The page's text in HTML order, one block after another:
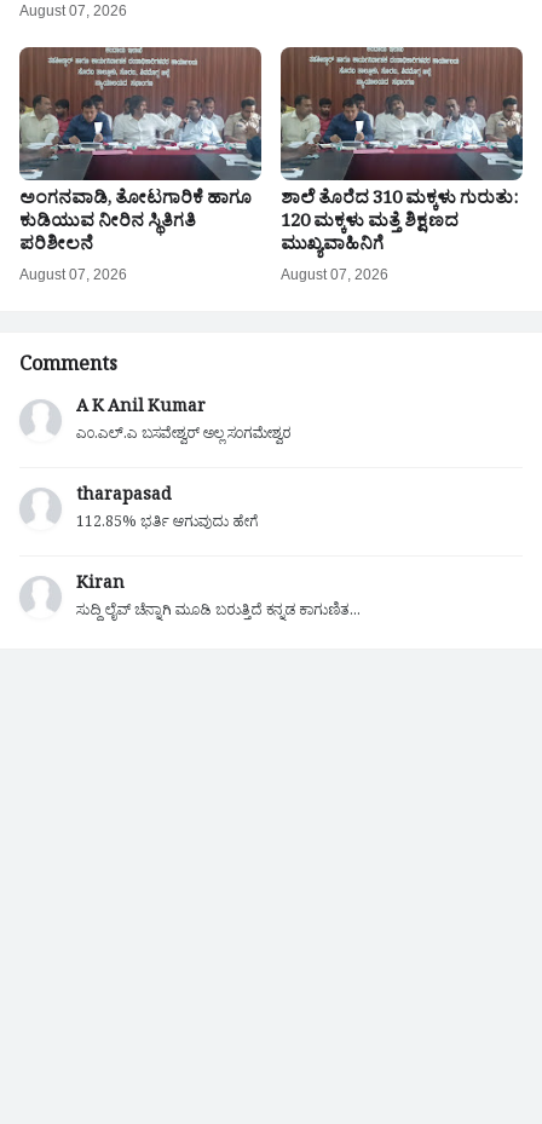
August 07, 2026
ಅಂಗನವಾಡಿ, ತೋಟಗಾರಿಕೆ ಹಾಗೂ
ಕುಡಿಯುವ ನೀರಿನ ಸ್ಥಿತಿಗತಿ
ಪರಿಶೀಲನೆ
August 07, 2026
ಶಾಲೆ ತೊರೆದ 310 ಮಕ್ಕಳು ಗುರುತು:
120 ಮಕ್ಕಳು ಮತ್ತೆ ಶಿಕ್ಷಣದ
ಮುಖ್ಯವಾಹಿನಿಗೆ
August 07, 2026
Comments
A K Anil Kumar
ಎಂ.ಎಲ್.ಎ ಬಸವೇಶ್ವರ್ ಅಲ್ಲ ಸಂಗಮೇಶ್ವರ
tharapasad
112.85% ಭರ್ತಿ ಆಗುವುದು ಹೇಗೆ
Kiran
ಸುದ್ದಿ ಲೈವ್ ಚೆನ್ನಾಗಿ ಮೂಡಿ ಬರುತ್ತಿದೆ ಕನ್ನಡ ಕಾಗುಣಿತ...